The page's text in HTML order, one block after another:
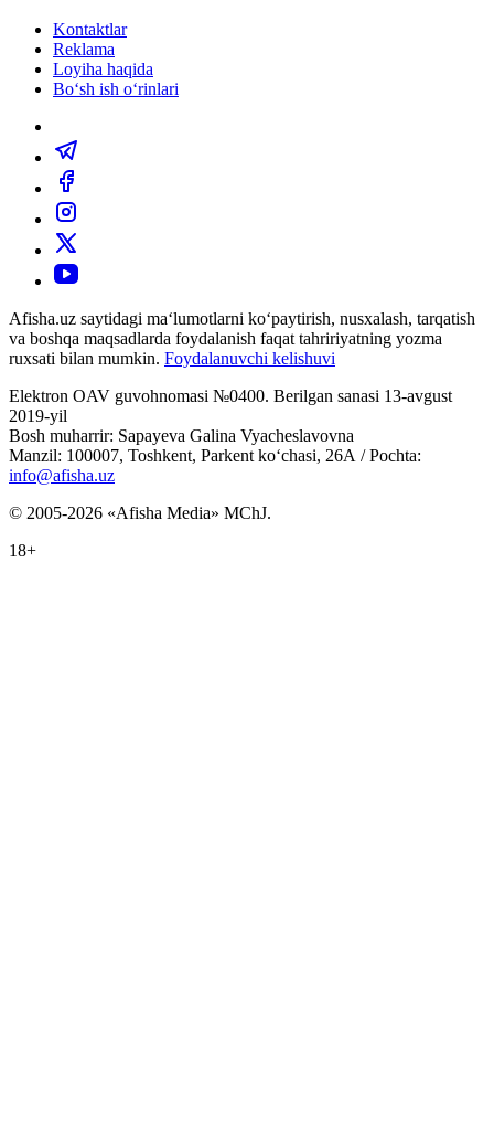
Kontaktlar
Reklama
Loyiha haqida
Bo‘sh ish o‘rinlari
Afisha.uz saytidagi ma‘lumotlarni ko‘paytirish, nusxalash, tarqatish
va boshqa maqsadlarda foydalanish faqat tahririyatning yozma
ruxsati bilan mumkin. Foydalanuvchi kelishuvi
Elektron OAV guvohnomasi №0400. Berilgan sanasi 13-avgust
2019-yil
Bosh muharrir: Sapayeva Galina Vyacheslavovna
Manzil: 100007, Toshkent, Parkent ko‘chasi, 26А / Pochta:
info@afisha.uz
© 2005-2026 «Afisha Media» MChJ.
18+